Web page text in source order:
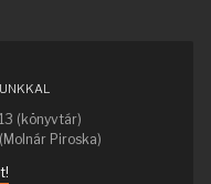
(könyvtár)
Piroska)